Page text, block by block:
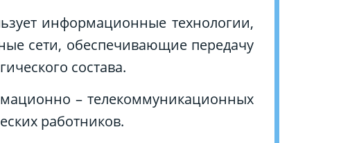
информационные технологии,
сети, обеспечивающие передачу
состава.
– телекоммуникационных
работников.